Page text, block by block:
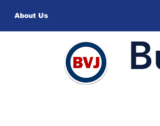
About Us